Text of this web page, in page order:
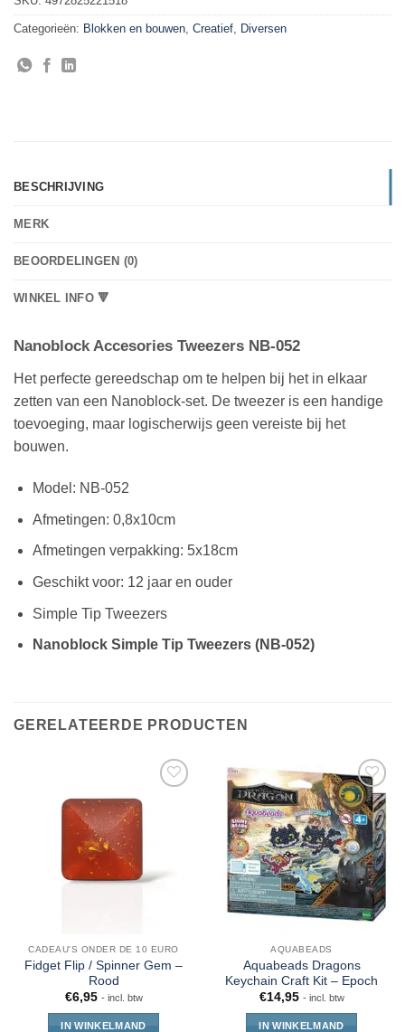
Categorieën: Blokken en bouwen Creatief Diversen
BESCHRIJVING
MERK
BEOORDELINGEN (0)
WINKEL INFO 🔻
Nanoblock Accesories Tweezers NB-052
Het perfecte gereedschap om te helpen bij het in elkaar
zetten van een Nanoblock-set. De tweezer is een handige
toevoeging, maar logischerwijs geen vereiste bij het
bouwen.
Model: NB-052
Afmetingen: 0,8x10cm
Afmetingen verpakking: 5x18cm
Geschikt voor: 12 jaar en ouder
Simple Tip Tweezers
Nanoblock Simple Tip Tweezers (NB-052)
GERELATEERDE PRODUCTEN
CADEAU'S ONDER DE 10 EURO
Fidget Flip / Spinner Gem –
Rood
€6,95 - incl. btw
IN WINKELMAND
AQUABEADS
Aquabeads Dragons
Keychain Craft Kit – Epoch
€14,95 - incl. btw
IN WINKELMAND